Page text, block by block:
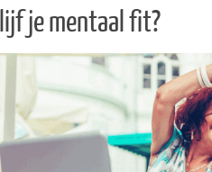
je mentaal fit?